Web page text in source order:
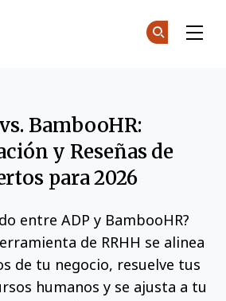
BambooHR:
y Reseñas de
para 2026
entre ADP y BambooHR?
de RRHH se alinea
de tu negocio, resuelve tus
humanos y se ajusta a tu